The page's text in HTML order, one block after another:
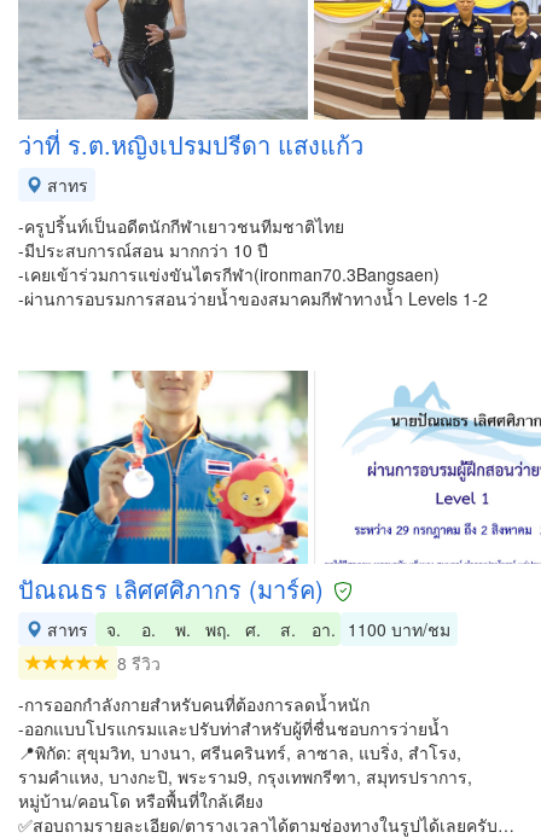
ว่าที่ ร.ต.หญิงเปรมปรีดา​ แสง​แก้ว​
สาทร
-ครูปริ้นท์​เป็นอดีตนักกีฬาเยาวชน​ทีมชาติไทย​
-มีประสบการณ์​สอน​ มากกว่า​ 10 ปี
-เคยเข้าร่วมการแข่งขันไตรกีฬา​(ironman70.3Bangsaen)​
-ผ่านการอบรมการสอนว่ายน้ำของสมาคมกีฬาทางน้ำ Levels 1-2
ปัณณธร เลิศศศิภากร (มาร์ค)
สาทร จ. อ. พ. พฤ. ศ. ส. อา. 1100 บาท/ชม
8 รีวิว
-การออกกำลังกายสำหรับคนที่ต้องการลดน้ำหนัก
-ออกแบบโปรแกรมและปรับท่าสำหรับผู้ที่ชื่นชอบการว่ายน้ำ
📍พิกัด: สุขุมวิท, บางนา, ศรีนครินทร์, ลาซาล, แบริ่ง, สำโรง,
รามคำแหง, บางกะปิ, พระราม9, กรุงเทพกรีฑา, สมุทรปราการ,
หมู่บ้าน/คอนโด หรือพื้นที่ใกล้เคียง
✅สอบถามรายละเอียด/ตารางเวลาได้ตามช่องทางในรูปได้เลยครับ…